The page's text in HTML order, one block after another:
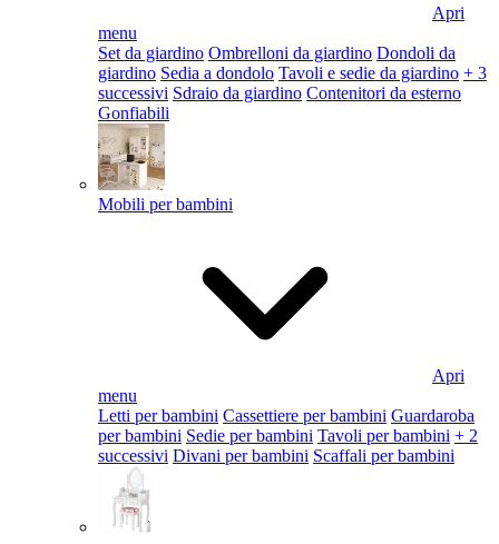
Apri
menu
Set da giardino Ombrelloni da giardino Dondoli da
giardino Sedia a dondolo Tavoli e sedie da giardino + 3
successivi Sdraio da giardino Contenitori da esterno
Gonfiabili
Mobili per bambini
Apri
menu
Letti per bambini Cassettiere per bambini Guardaroba
per bambini Sedie per bambini Tavoli per bambini + 2
successivi Divani per bambini Scaffali per bambini